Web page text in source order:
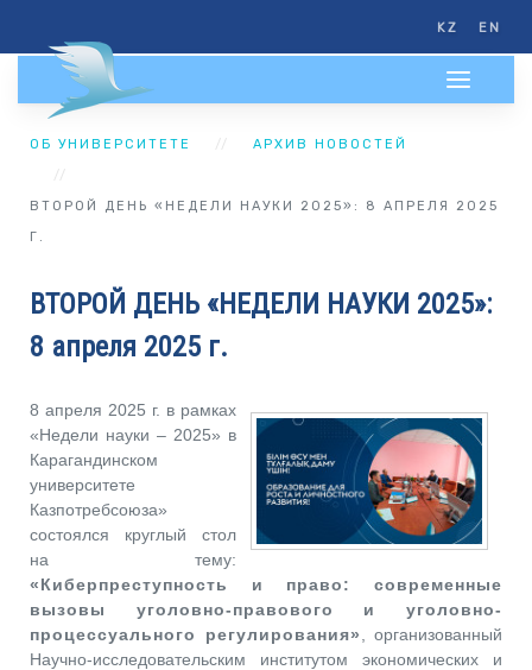
KZ EN
ОБ УНИВЕРСИТЕТЕ АРХИВ НОВОСТЕЙ
ВТОРОЙ ДЕНЬ «НЕДЕЛИ НАУКИ 2025»: 8 АПРЕЛЯ 2025
Г.
ВТОРОЙ ДЕНЬ «НЕДЕЛИ НАУКИ 2025»:
8 апреля 2025 г.
8 апреля 2025 г. в рамках
«Недели науки – 2025» в
Карагандинском
университете
Казпотребсоюза»
состоялся круглый стол
на тему:
«Киберпреступность и право: современные
вызовы уголовно-правового и уголовно-
процессуального регулирования»
, организованный
Научно-исследовательским институтом экономических и